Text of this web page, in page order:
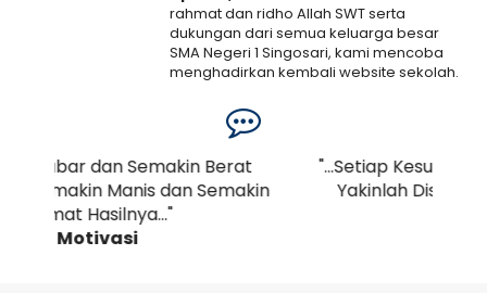
rahmat dan ridho Allah SWT serta
dukungan dari semua keluarga besar
SMA Negeri 1 Singosari, kami mencoba
menghadirkan kembali website sekolah.
banyak..Selengkapnya
"...Setiap Kesulitan Pasti Ada Kemudahan,
Yakinlah Disetiap Kesulitan Pasti Ada